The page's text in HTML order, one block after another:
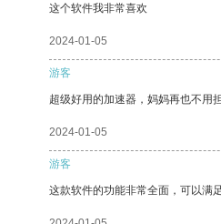
这个软件我非常喜欢
2024-01-05
游客
超级好用的加速器，妈妈再也不用
2024-01-05
游客
这款软件的功能非常全面，可以满